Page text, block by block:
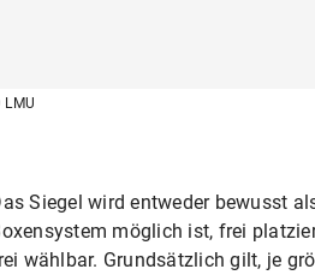
Siegel wird entweder bewusst
möglich ist, frei
wählbar. Grundsätzlich gilt, je